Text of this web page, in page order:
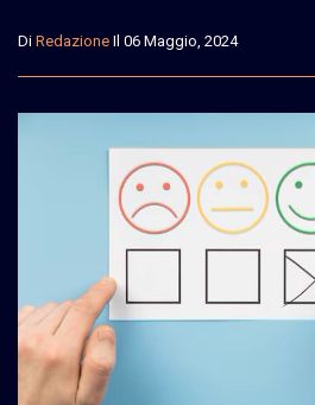
Di Redazione Il 06 Maggio, 2024